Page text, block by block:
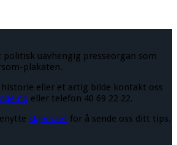
politisk uavhengig presseorgan som
plakaten.
historie eller et artig bilde kontakt oss
eller telefon 40 69 22 22.
skjemaet for å sende oss ditt tips.